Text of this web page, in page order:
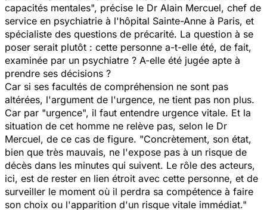
capacités mentales", précise le Dr Alain Mercuel, chef de
service en psychiatrie à l'hôpital Sainte-Anne à Paris, et
spécialiste des questions de précarité. La question à se
poser serait plutôt : cette personne a-t-elle été, de fait,
examinée par un psychiatre ? A-elle été jugée apte à
prendre ses décisions ?
Car si ses facultés de compréhension ne sont pas
altérées, l'argument de l'urgence, ne tient pas non plus.
Car par "urgence", il faut entendre urgence vitale. Et la
situation de cet homme ne relève pas, selon le Dr
Mercuel, de ce cas de figure. "Concrètement, son état,
bien que très mauvais, ne l'expose pas à un risque de
décès dans les minutes qui suivent. Le rôle des acteurs,
ici, est de rester en lien étroit avec cette personne, et de
surveiller le moment où il perdra sa compétence à faire
son choix ou l'apparition d'un risque vitale immédiat."